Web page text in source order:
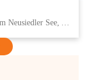
Eisenstädter Straße 18, 7091 Breitenbrunn am Neusiedler See, AUT